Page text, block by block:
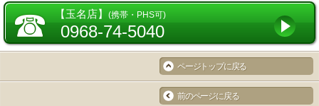
☎ 【玉名店】 (携帯・PHS可)
0968-74-5040
ページトップに戻る
前のページに戻る